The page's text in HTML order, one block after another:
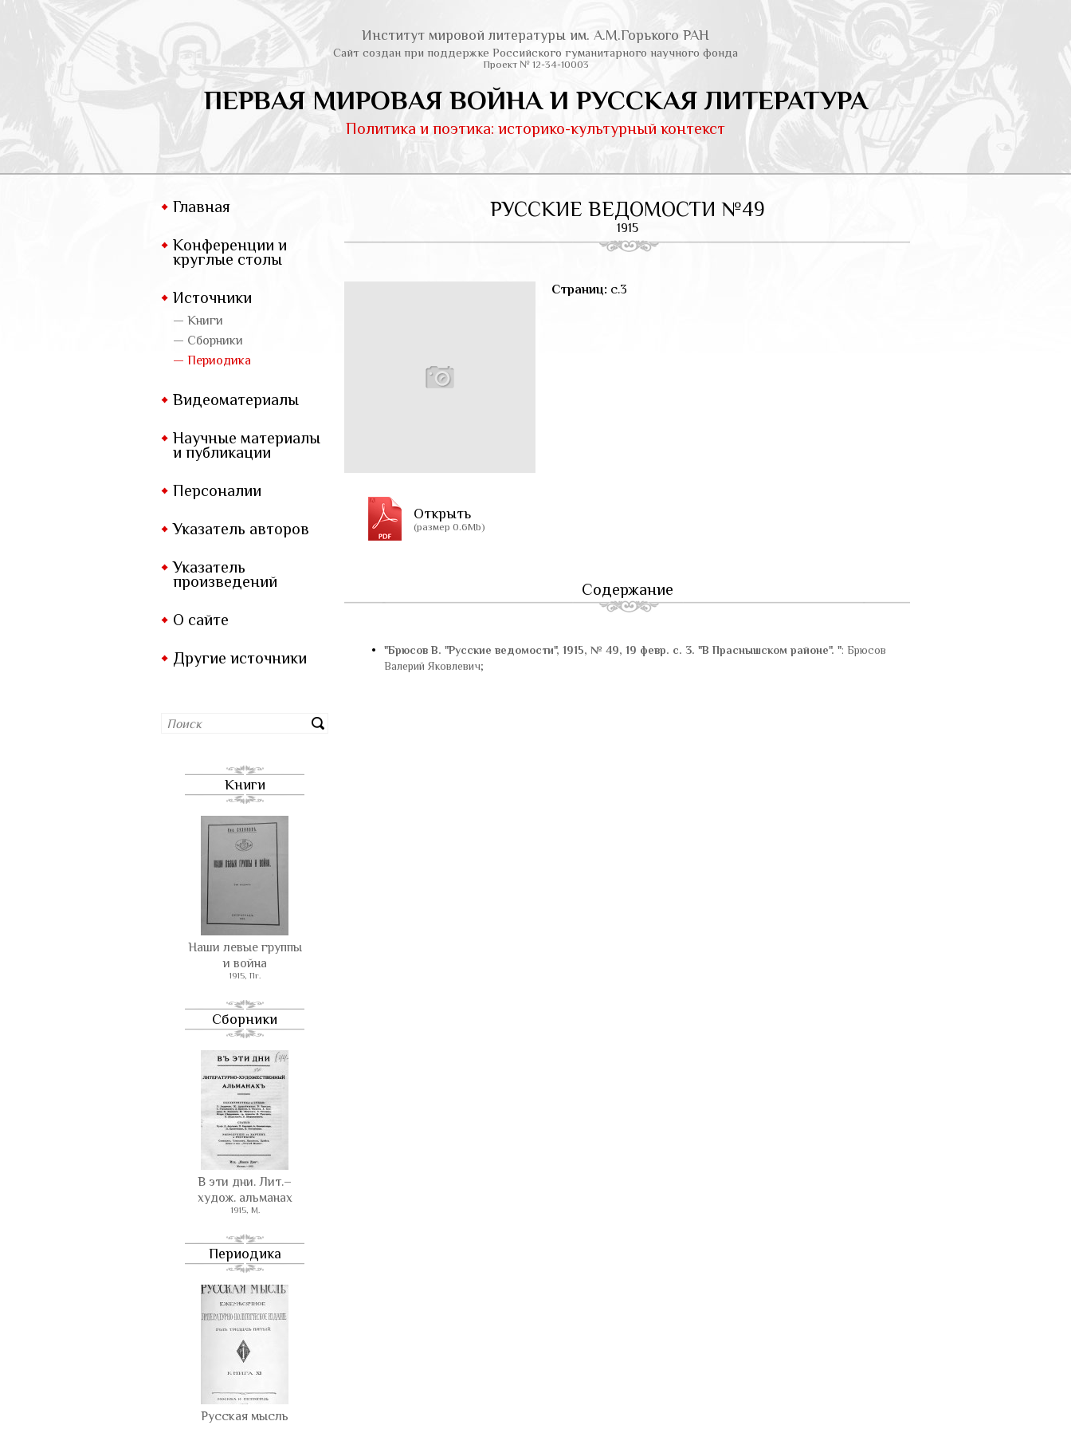
Институт мировой литературы им. А.М.Горького РАН
Сайт создан при поддержке Российского гуманитарного научного фонда
Проект № 12-34-10003
ПЕРВАЯ МИРОВАЯ ВОЙНА И РУССКАЯ ЛИТЕРАТУРА
Политика и поэтика: историко-культурный контекст
Главная
Конференции и
круглые столы
Источники
— Книги
— Сборники
— Периодика
Видеоматериалы
Научные материалы
и публикации
Персоналии
Указатель авторов
Указатель
произведений
О сайте
Другие источники
Книги
Наши левые группы
и война
1915, Пг.
Сборники
В эти дни. Лит.–
худож. альманах
1915, М.
Периодика
Русская мысль
РУССКИЕ ВЕДОМОСТИ №49
1915
Открыть
(размер 0.6Mb)
Страниц: c.3
Содержание
• "Брюсов В. "Русские ведомости", 1915, № 49, 19 февр. с. 3. "В Праснышском районе". ": Брюсов
Валерий Яковлевич;